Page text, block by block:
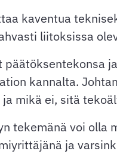
kaventua
liitoksissa
kannalta.
mikä ei, sitä
tekemänä voi
ja